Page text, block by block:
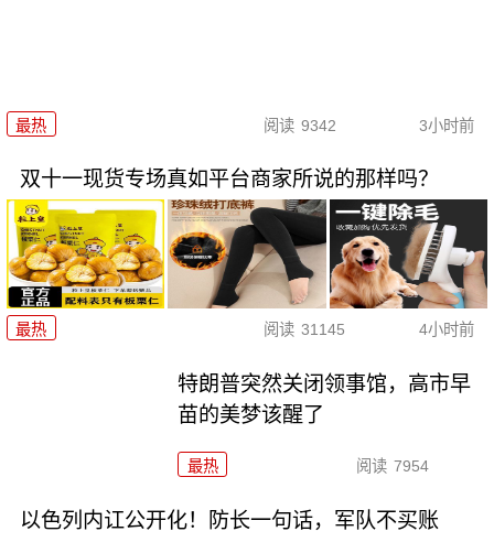
最热 阅读 9342 3小时前
双十一现货专场真如平台商家所说的那样吗？
最热 阅读 31145 4小时前
特朗普突然关闭领事馆，高市早
苗的美梦该醒了
最热 阅读 7954
以色列内讧公开化！防长一句话，军队不买账